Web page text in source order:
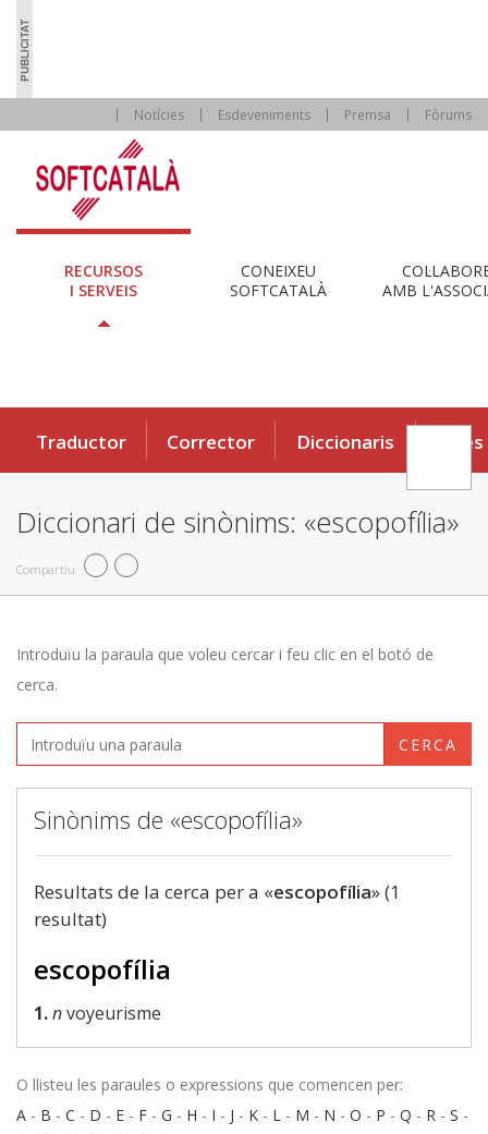
Notícies Esdeveniments Premsa Fòrums
RECURSOS
I SERVEIS
CONEIXEU
SOFTCATALÀ
AMB
Traductor Corrector Diccionaris Eines
Diccionari de sinònims: «escopofília»
Compartiu
Introduïu la paraula que voleu cercar i feu clic en el botó de
cerca.
CERCA
Sinònims de «escopofília»
Resultats de la cerca per a «escopofília» (1
resultat)
escopofília
1.nvoyeurisme
O llisteu les paraules o expressions que comencen per:
A - B - C - D - E - F - G - H - I - J - K - L - M - N - O - P - Q - R - S -